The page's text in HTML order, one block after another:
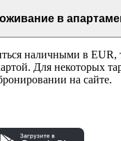
Как оплатить проживание
наличными в EUR,
Для некоторых
на сайте.